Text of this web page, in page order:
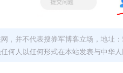
，并不代表搜券军博客立场，地址
何人以任何形式在本站发表与中华